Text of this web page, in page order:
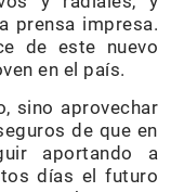
prensa impresa.
de este nuevo
en el país.
sino aprovechar
de que en
aportando a
días el futuro